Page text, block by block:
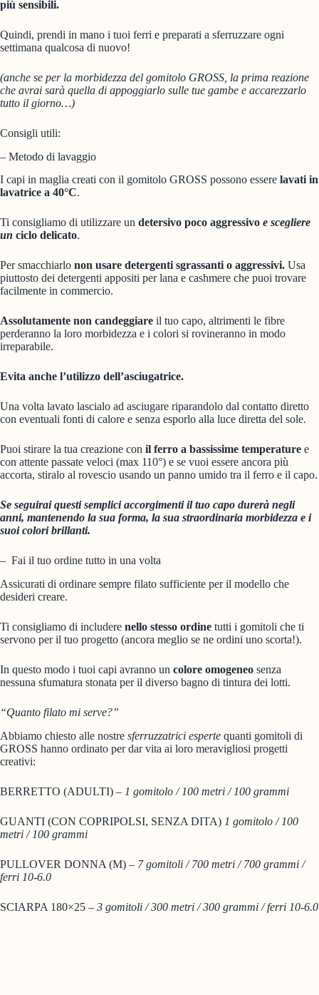
più sensibili.
Quindi, prendi in mano i tuoi ferri e preparati a sferruzzare ogni
settimana qualcosa di nuovo!
(anche se per la morbidezza del gomitolo GROSS, la prima reazione
che avrai sarà quella di appoggiarlo sulle tue gambe e accarezzarlo
tutto il giorno…)
Consigli utili:
– Metodo di lavaggio
I capi in maglia creati con il gomitolo GROSS possono essere lavati in
lavatrice a 40°C.
Ti consigliamo di utilizzare un detersivo poco aggressivo e scegliere
un ciclo delicato.
Per smacchiarlo non usare detergenti sgrassanti o aggressivi. Usa
piuttosto dei detergenti appositi per lana e cashmere che puoi trovare
facilmente in commercio.
Assolutamente non candeggiare il tuo capo, altrimenti le fibre
perderanno la loro morbidezza e i colori si rovineranno in modo
irreparabile.
Evita anche l’utilizzo dell’asciugatrice.
Una volta lavato lascialo ad asciugare riparandolo dal contatto diretto
con eventuali fonti di calore e senza esporlo alla luce diretta del sole.
Puoi stirare la tua creazione con il ferro a bassissime temperature e
con attente passate veloci (max 110°) e se vuoi essere ancora più
accorta, stiralo al rovescio usando un panno umido tra il ferro e il capo.
Se seguirai questi semplici accorgimenti il tuo capo durerà negli
anni, mantenendo la sua forma, la sua straordinaria morbidezza e i
suoi colori brillanti.
– Fai il tuo ordine tutto in una volta
Assicurati di ordinare sempre filato sufficiente per il modello che
desideri creare.
Ti consigliamo di includere nello stesso ordine tutti i gomitoli che ti
servono per il tuo progetto (ancora meglio se ne ordini uno scorta!).
In questo modo i tuoi capi avranno un colore omogeneo senza
nessuna sfumatura stonata per il diverso bagno di tintura dei lotti.
“Quanto filato mi serve?”
Abbiamo chiesto alle nostre sferruzzatrici esperte quanti gomitoli di
GROSS hanno ordinato per dar vita ai loro meravigliosi progetti
creativi:
BERRETTO (ADULTI) – 1 gomitolo / 100 metri / 100 grammi
GUANTI (CON COPRIPOLSI, SENZA DITA) 1 gomitolo / 100
metri / 100 grammi
PULLOVER DONNA (M) – 7 gomitoli / 700 metri / 700 grammi /
ferri 10-6.0
SCIARPA 180×25 – 3 gomitoli / 300 metri / 300 grammi / ferri 10-6.0